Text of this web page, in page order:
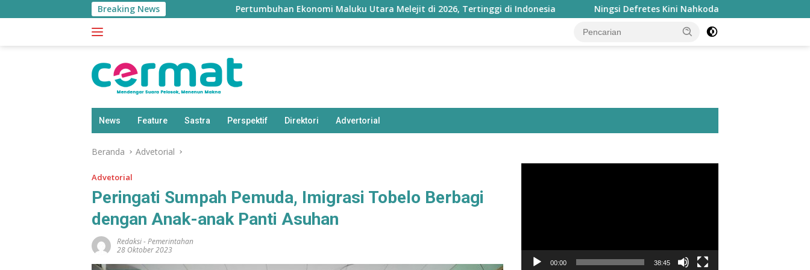
ke
Breaking News Pertumbuhan Ekonomi Maluku Utara Melejit di 2026, Tertinggi di Indonesia Ningsi Defretes Kini Nahkodai Forum Studi Independensia
News Feature Sastra Perspektif Direktori Advertorial
Beranda Advetorial
Advetorial
Peringati Sumpah Pemuda, Imigrasi Tobelo Berbagi
dengan Anak-anak Panti Asuhan
Redaksi-Pemerintahan
28 Oktober 2023
00:00 38:45